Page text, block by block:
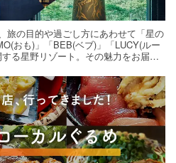
旅の目的や過ごし方にあわせて「星の
おも)」「BEB(ベブ)」「LUCY(ルー
る星野リゾート。その魅力をお届け